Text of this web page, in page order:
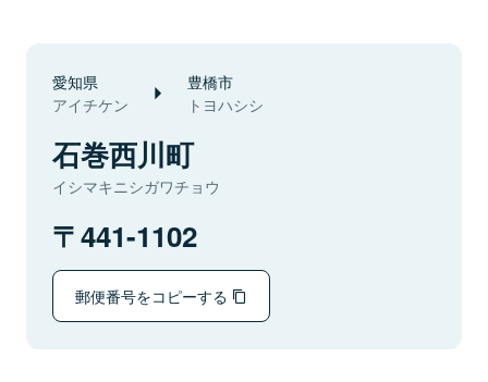
愛知県
アイチケン
豊橋市
トヨハシシ
石巻西川町
イシマキニシガワチョウ
441-1102
郵便番号をコピーする